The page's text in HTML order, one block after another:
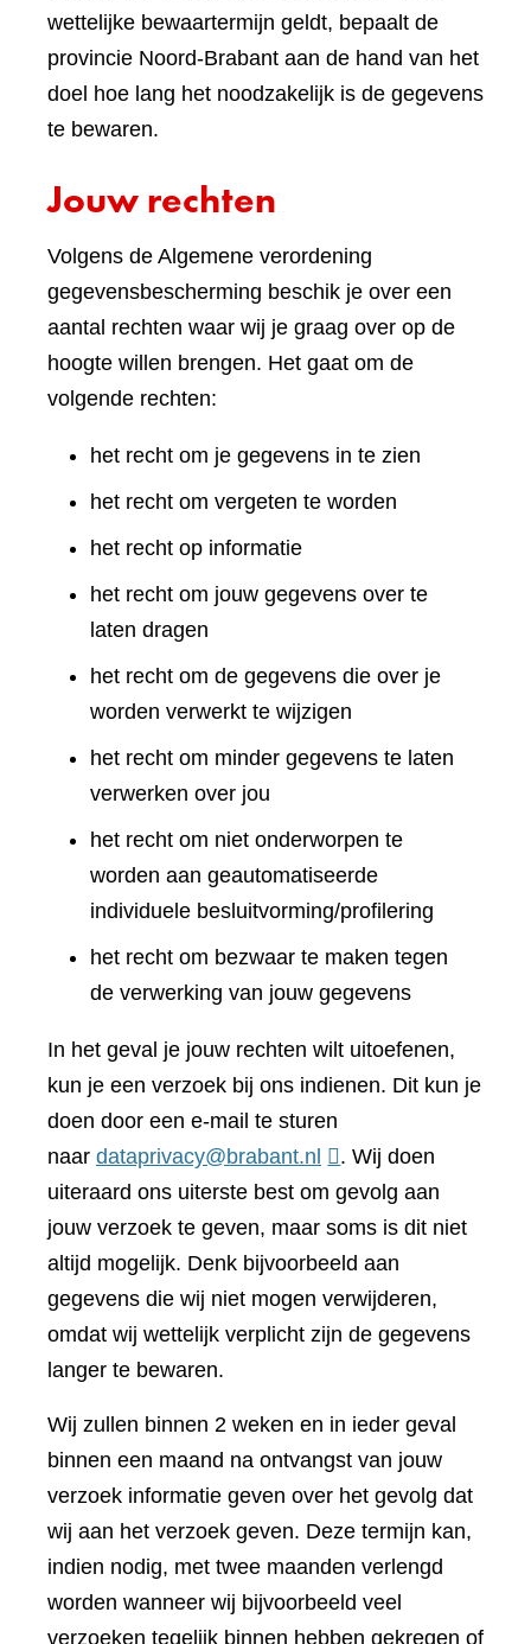
wettelijke bewaartermijn geldt, bepaalt de
provincie Noord-Brabant aan de hand van het
doel hoe lang het noodzakelijk is de gegevens
te bewaren.
Jouw rechten
Volgens de Algemene verordening
gegevensbescherming beschik je over een
aantal rechten waar wij je graag over op de
hoogte willen brengen. Het gaat om de
volgende rechten:
het recht om je gegevens in te zien
het recht om vergeten te worden
het recht op informatie
het recht om jouw gegevens over te
laten dragen
het recht om de gegevens die over je
worden verwerkt te wijzigen
het recht om minder gegevens te laten
verwerken over jou
het recht om niet onderworpen te
worden aan geautomatiseerde
individuele besluitvorming/profilering
het recht om bezwaar te maken tegen
de verwerking van jouw gegevens
In het geval je jouw rechten wilt uitoefenen,
kun je een verzoek bij ons indienen. Dit kun je
doen door een e-mail te sturen
naar dataprivacy@brabant.nl
. Wij doen
uiteraard ons uiterste best om gevolg aan
jouw verzoek te geven, maar soms is dit niet
altijd mogelijk. Denk bijvoorbeeld aan
gegevens die wij niet mogen verwijderen,
omdat wij wettelijk verplicht zijn de gegevens
langer te bewaren.
Wij zullen binnen 2 weken en in ieder geval
binnen een maand na ontvangst van jouw
verzoek informatie geven over het gevolg dat
wij aan het verzoek geven. Deze termijn kan,
indien nodig, met twee maanden verlengd
worden wanneer wij bijvoorbeeld veel
verzoeken tegelijk binnen hebben gekregen of